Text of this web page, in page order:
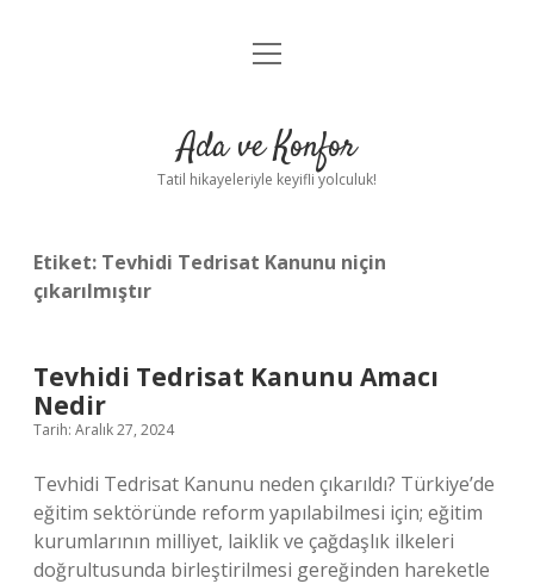
Anasayfa
Yasal Uyarı
menüyü
Ada ve Konfor
Tatil hikayeleriyle keyifli yolculuk!
Etiket: Tevhidi Tedrisat Kanunu niçin
çıkarılmıştır
Tevhidi Tedrisat Kanunu Amacı
Nedir
Tarih: Aralık 27, 2024
Tevhidi Tedrisat Kanunu neden çıkarıldı? Türkiye’de
eğitim sektöründe reform yapılabilmesi için; eğitim
kurumlarının milliyet, laiklik ve çağdaşlık ilkeleri
doğrultusunda birleştirilmesi gereğinden hareketle